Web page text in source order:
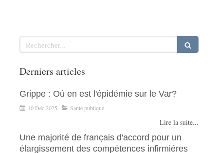
Rechercher
Derniers articles
Grippe : Où en est l'épidémie sur le Var?
10 Déc 2025 Santé publique
Lire la suite...
Une majorité de français d'accord pour un
élargissement des compétences infirmières